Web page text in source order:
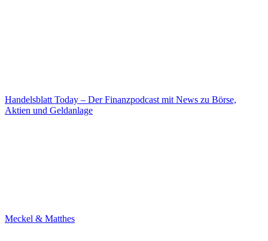
Handelsblatt Today – Der Finanzpodcast mit News zu Börse,
Aktien und Geldanlage
Meckel & Matthes